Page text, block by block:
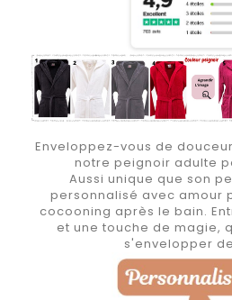
Enveloppez-vous de
notre peignoir adulte
Aussi unique que son
personnalisé avec amour
cocooning après le bain.
et une touche de magie,
s'envelopper